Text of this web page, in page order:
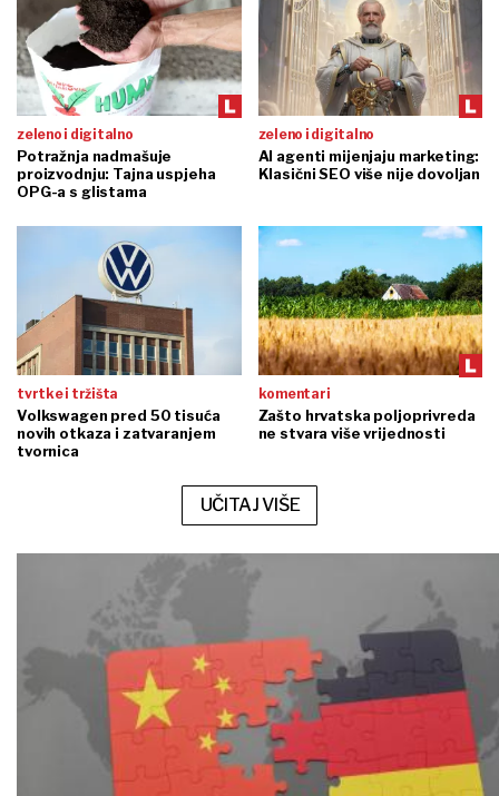
zeleno i digitalno
Potražnja nadmašuje
proizvodnju: Tajna uspjeha
OPG-a s glistama
zeleno i digitalno
AI agenti mijenjaju marketing:
Klasični SEO više nije dovoljan
tvrtke i tržišta
Volkswagen pred 50 tisuća
novih otkaza i zatvaranjem
tvornica
komentari
Zašto hrvatska poljoprivreda
ne stvara više vrijednosti
UČITAJ VIŠE